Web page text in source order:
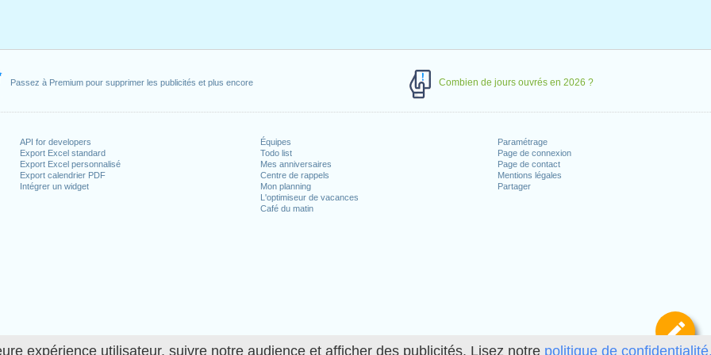
expérience utilisateur, suivre notre audience et afficher des publicités. Lisez notre politique de
Passez à Premium pour supprimer les publicités et plus encore Combien de jours ouvrés en 2026 ?
API for developers
Export Excel standard
Export Excel personnalisé
Export calendrier PDF
Intégrer un widget
Équipes
Todo list
Mes anniversaires
Centre de rappels
Mon planning
L'optimiseur de vacances
Café du matin
Paramétrage
Page de connexion
Page de contact
Mentions légales
Partager
2020
2020
mai, 2020
2020
end
août, 2020
2020